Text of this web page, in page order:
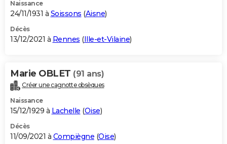
Naissance
24/11/1931 à Soissons (Aisne)
Décès
13/12/2021 à Rennes (Ille-et-Vilaine)
Marie OBLET (91 ans)
Créer une cagnotte obsèques
Naissance
15/12/1929 à Lachelle (Oise)
Décès
11/09/2021 à Compiègne (Oise)